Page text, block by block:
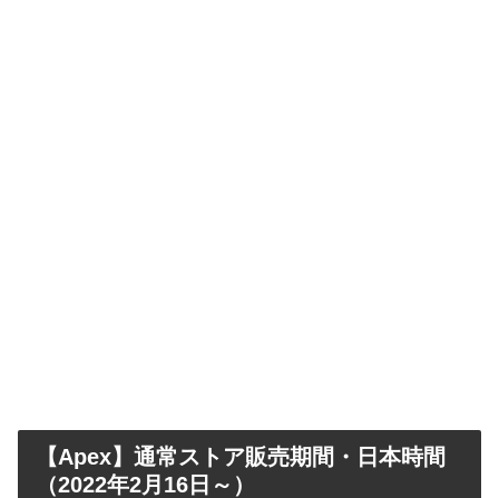
【Apex】通常ストア販売期間・日本時間
（2022年2月16日～）